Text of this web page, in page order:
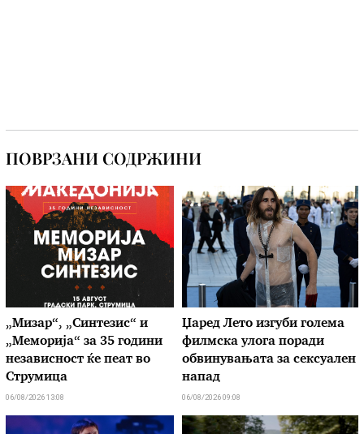
ПОВРЗАНИ СОДРЖИНИ
„Мизар“, „Синтезис“ и
„Меморија“ за 35 години
независност ќе пеат во
Струмица
06/08/2026 13:08
Џаред Лето изгуби голема
филмска улога поради
обвинувањата за сексуален
напад
06/08/2026 09:08